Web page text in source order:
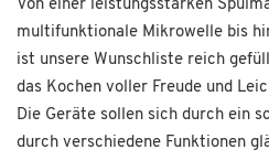
Von einer leistungsstarken
multifunktionale Mikrowelle bis
ist unsere Wunschliste reich
das Kochen voller Freude und
Die Geräte sollen sich durch ein
durch verschiedene Funktionen